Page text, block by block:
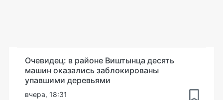
Очевидец: в районе Виштынца десять
машин оказались заблокированы
упавшими деревьями
вчера, 18:31